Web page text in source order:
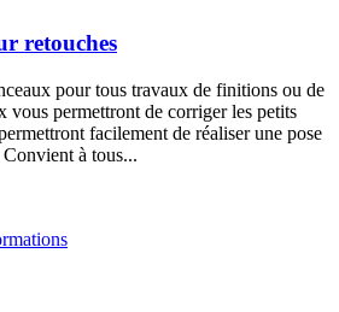
retouches
pour tous travaux de finitions ou de
vous permettront de corriger les petits
facilement de réaliser une pose
à tous...